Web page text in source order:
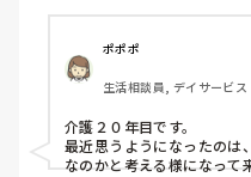
ポポポ
生活相談員, デイサービス
介護２０年目です。
最近思うようになったのは
なのかと考える様になって